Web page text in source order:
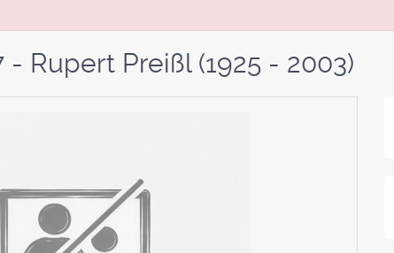
Rupert Preißl (1925 - 2003)